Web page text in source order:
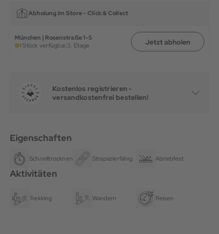
Abholung im Store - Click & Collect
München | Rosenstraße 1-5
1 Stück verfügbar,3. Etage Jetzt abholen
Kostenlos registrieren -
versandkostenfrei bestellen!
Eigenschaften
Schnelltrocknend Strapazierfähig Abriebfest
Aktivitäten
Trekking Wandern Reisen